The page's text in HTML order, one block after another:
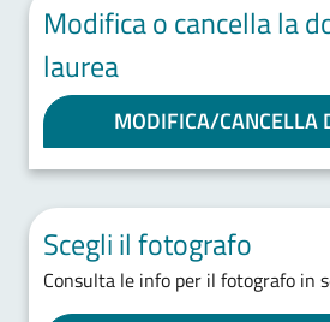
Modifica o cancella la
laurea
MODIFICA/CANCELLA
Scegli il fotografo
Consulta le info per il fotografo in